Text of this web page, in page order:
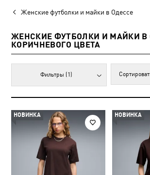
Женские футболки и майки в Одессе
ЖЕНСКИЕ ФУТБОЛКИ И МАЙКИ В
КОРИЧНЕВОГО ЦВЕТА
Фильтры (1)
НОВИНКА НОВИНКА